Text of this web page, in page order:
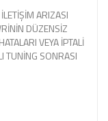
ARIZASI
DÜZENSİZ
VEYA İPTALİ
TUNİNG SONRASI